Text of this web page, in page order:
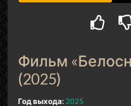
Фильм
(2025)
Год выхода: 2025